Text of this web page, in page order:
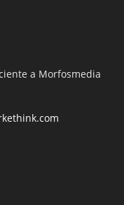
a Morfosmedia